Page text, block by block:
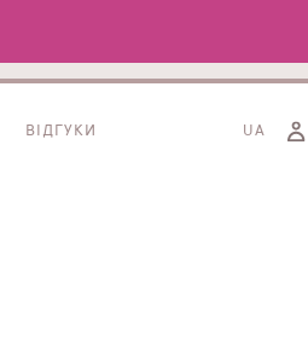
ВІДГУКИ UA